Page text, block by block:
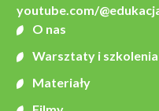
youtube.com/
O nas
Warsztaty i szkolenia
Materiały